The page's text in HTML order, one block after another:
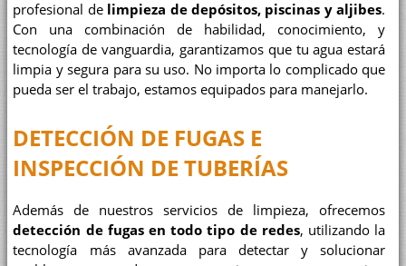
profesional de limpieza de depósitos, piscinas y aljibes.
Con una combinación de habilidad, conocimiento, y
tecnología de vanguardia, garantizamos que tu agua estará
limpia y segura para su uso. No importa lo complicado que
pueda ser el trabajo, estamos equipados para manejarlo.
DETECCIÓN DE FUGAS E
INSPECCIÓN DE TUBERÍAS
Además de nuestros servicios de limpieza, ofrecemos
detección de fugas en todo tipo de redes, utilizando la
tecnología más avanzada para detectar y solucionar